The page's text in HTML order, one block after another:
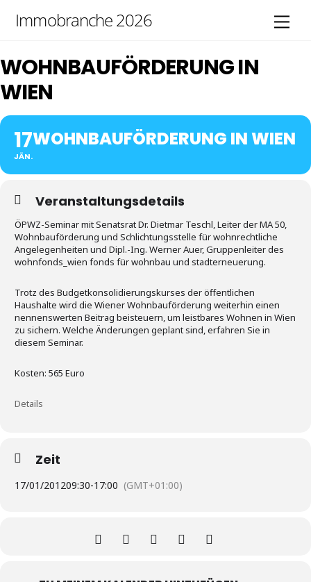
Immobranche 2026
WOHNBAUFÖRDERUNG IN
WIEN
17
JÄN.
WOHNBAUFÖRDERUNG IN WIEN
Veranstaltungsdetails
ÖPWZ-Seminar mit Senatsrat Dr. Dietmar Teschl, Leiter der MA 50,
Wohnbauförderung und Schlichtungsstelle für wohnrechtliche
Angelegenheiten und Dipl.-Ing. Werner Auer, Gruppenleiter des
wohnfonds_wien fonds für wohnbau und stadterneuerung.
Trotz des Budgetkonsolidierungskurses der öffentlichen
Haushalte wird die Wiener Wohnbauförderung weiterhin einen
nennenswerten Beitrag beisteuern, um leistbares Wohnen in Wien
zu sichern. Welche Änderungen geplant sind, erfahren Sie in
diesem Seminar.
Kosten: 565 Euro
Details
Zeit
17/01/201209:30-17:00 (GMT+01:00)